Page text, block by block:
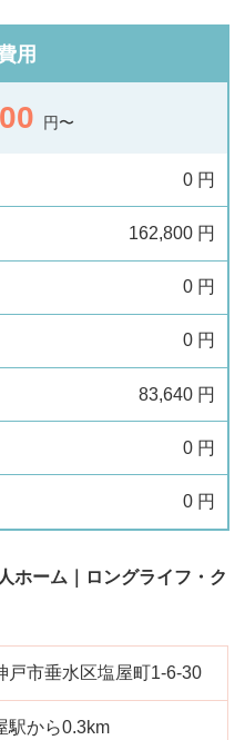
用
円〜
0 円
162,800 円
0 円
0 円
83,640 円
0 円
0 円
ホーム｜ロングライフ・ク
戸市垂水区塩屋町1-6-30
駅から0.3km